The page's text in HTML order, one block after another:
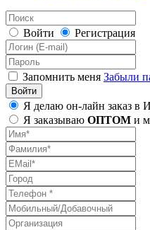
Войти Регистрация
Запомнить меня Забыли
Я делаю он-лайн заказ в
Я заказываю ОПТОМ и